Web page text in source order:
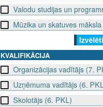
Valodu studijas un
Mūzika un skatuves māksla
KVALIFIKĀCIJA
Organizācijas vadītājs (7.
Uzņēmuma vadītājs (6.
Skolotājs (6. PKL)